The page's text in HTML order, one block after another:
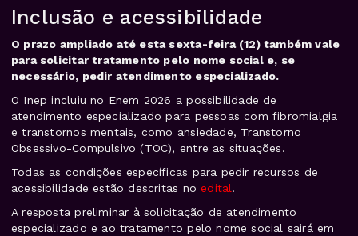
Inclusão e acessibilidade
O prazo ampliado até esta sexta-feira (12) também vale
para solicitar tratamento pelo nome social e, se
necessário, pedir atendimento especializado.
O Inep incluiu no Enem 2026 a possibilidade de
atendimento especializado para pessoas com fibromialgia
e transtornos mentais, como ansiedade, Transtorno
Obsessivo-Compulsivo (TOC), entre as situações.
Todas as condições específicas para pedir recursos de
acessibilidade estão descritas noedital.
A resposta preliminar à solicitação de atendimento
especializado e ao tratamento pelo nome social sairá em